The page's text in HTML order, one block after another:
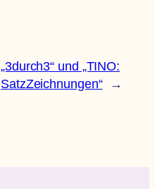
„3durch3“ und „TINO:
SatzZeichnungen“
→